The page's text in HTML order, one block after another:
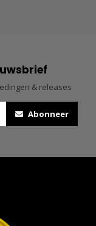
& releases
Abonneer